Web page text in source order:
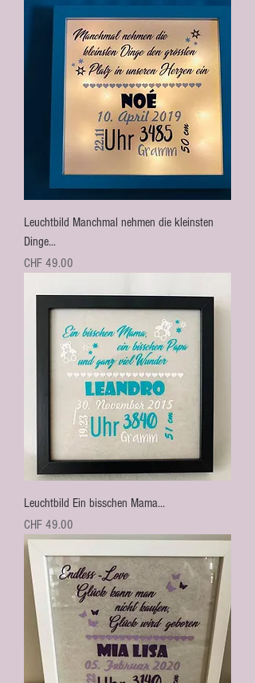
Leuchtbild Manchmal nehmen die kleinsten
Dinge...
Preis
CHF 49.00
Leuchtbild Ein bisschen Mama...
Preis
CHF 49.00